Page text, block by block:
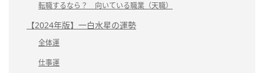
転職するなら？ 向いている職業（天職）
【2024年版】一白水星の運勢
全体運
仕事運